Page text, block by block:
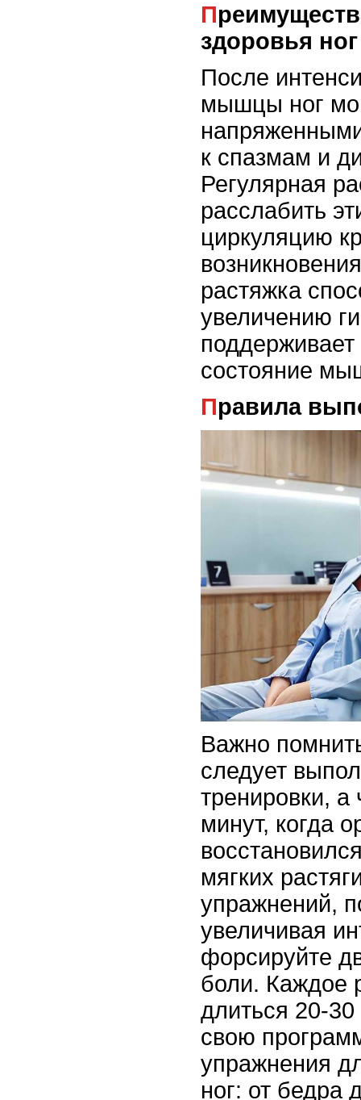
Преимущества растяжки для
здоровья ног
После
мышцы ног
к спазмам и
Регулярная
расслабить
циркуляцию
растяжка
увеличению
состояние
Правила
Важно
следует
тренировки, а
минут, когда
мягких
упражнений,
увеличивая
форсируйте
боли. Каждое
длиться 20-
свою
упражнения
ног: от бедра